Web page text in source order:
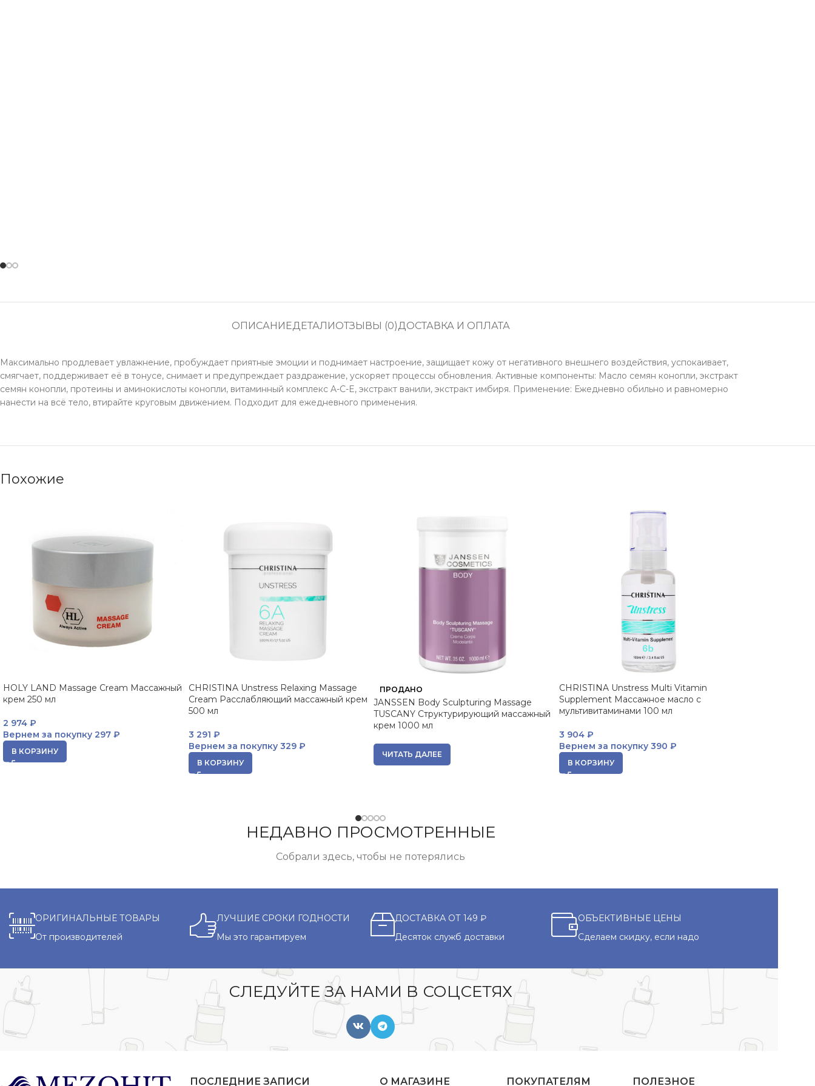
ОПИСАНИЕДЕТАЛИОТЗЫВЫ (0)ДОСТАВКА И ОПЛАТА
Максимально продлевает увлажнение, пробуждает приятные эмоции и поднимает настроение, защищает кожу от негативного внешнего воздействия, успокаивает,
смягчает, поддерживает её в тонусе, снимает и предупреждает раздражение, ускоряет процессы обновления. Активные компоненты: Масло семян конопли, экстракт
семян конопли, протеины и аминокислоты конопли, витаминный комплекс A-C-E, экстракт ванили, экстракт имбиря. Применение: Ежедневно обильно и равномерно
нанести на всё тело, втирайте круговым движением. Подходит для ежедневного применения.
Похожие
HOLY LAND Massage Cream Массажный
крем 250 мл
2 974 ₽
Вернем за покупку 297 ₽
В КОРЗИНУ
CHRISTINA Unstress Relaxing Massage
Cream Расслабляющий массажный крем
500 мл
3 291 ₽
Вернем за покупку329 ₽
В КОРЗИНУ
ПРОДАНО
JANSSEN Body Sculpturing Massage
TUSCANY Структурирующий массажный
крем 1000 мл
ЧИТАТЬ ДАЛЕЕ
CHRISTINA Unstress Multi Vitamin
Supplement Массажное масло с
мультивитаминами 100 мл
3 904 ₽
Вернем за покупку390 ₽
В КОРЗИНУ
НЕДАВНО ПРОСМОТРЕННЫЕ
Собрали здесь, чтобы не потерялись
ОРИГИНАЛЬНЫЕ ТОВАРЫ
От производителей
ЛУЧШИЕ СРОКИ ГОДНОСТИ
Мы это гарантируем
ДОСТАВКА ОТ 149 ₽
Десяток служб доставки
ОБЪЕКТИВНЫЕ ЦЕНЫ
Сделаем скидку, если надо
СЛЕДУЙТЕ ЗА НАМИ В СОЦСЕТЯХ
ПОСЛЕДНИЕ ЗАПИСИ О МАГАЗИНЕ ПОКУПАТЕЛЯМ ПОЛЕЗНОЕ